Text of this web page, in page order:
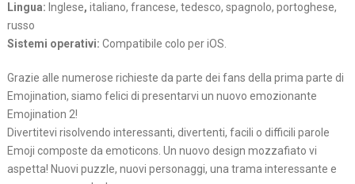
Lingua: Inglese, italiano, francese, tedesco, spagnolo, portoghese,
russo
Sistemi operativi: Compatibile colo per iOS.
Grazie alle numerose richieste da parte dei fans della prima parte di
Emojination, siamo felici di presentarvi un nuovo emozionante
Emojination 2!
Divertitevi risolvendo interessanti, divertenti, facili o difficili parole
Emoji composte da emoticons. Un nuovo design mozzafiato vi
aspetta! Nuovi puzzle, nuovi personaggi, una trama interessante e